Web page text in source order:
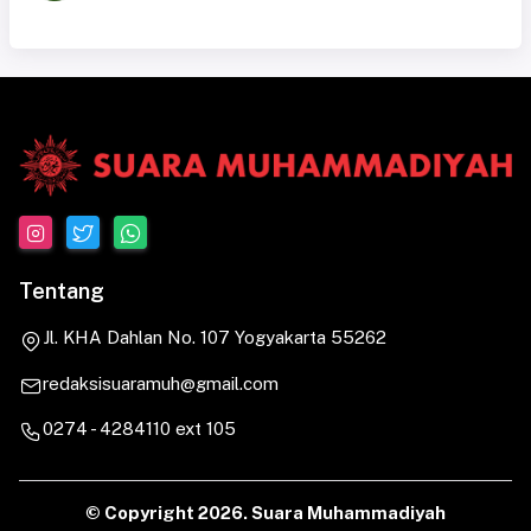
Tentang
Jl. KHA Dahlan No. 107 Yogyakarta 55262
redaksisuaramuh@gmail.com
0274 - 4284110 ext 105
© Copyright 2026. Suara Muhammadiyah